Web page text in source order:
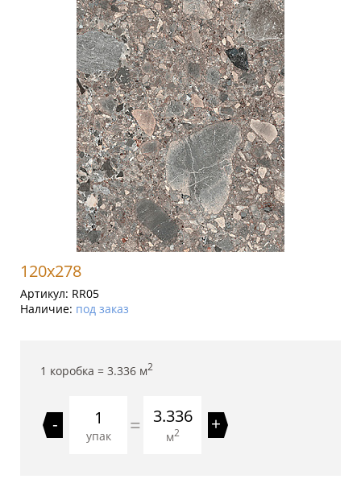
120x278
Артикул: RR05
Наличие: под заказ
1 коробка = 3.336 м2
-
упак = 3.336
м2 +